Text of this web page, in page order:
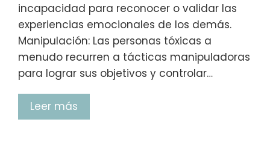
incapacidad para reconocer o validar las
experiencias emocionales de los demás.
Manipulación: Las personas tóxicas a
menudo recurren a tácticas manipuladoras
para lograr sus objetivos y controlar…
Leer más